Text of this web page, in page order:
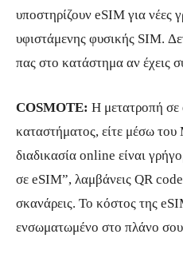
υποστηρίζουν eSIM για νέες
υφιστάμενης φυσικής SIM.
πας στο κατάστημα αν έχεις
COSMOTE: Η μετατροπή σε
καταστήματος, είτε μέσω
διαδικασία online είναι
σε eSIM”, λαμβάνεις QR
σκανάρεις. Το κόστος της
ενσωματωμένο στο πλάνο